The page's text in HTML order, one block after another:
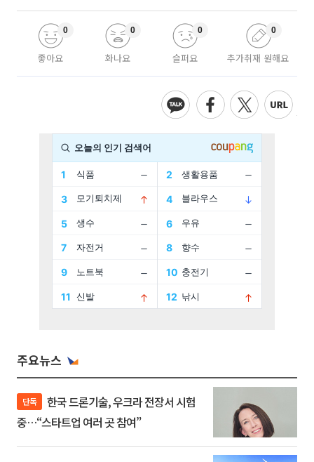
좋아요
0
화나요
0
슬퍼요
0
추가취재 원해요
0
주요뉴스
단독
중…“스타트업 여러 곳 참여”